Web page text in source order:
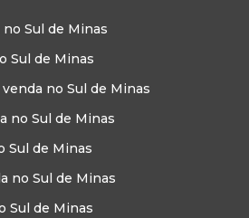
Sul de Minas
Sul de Minas
no Sul de Minas
no Sul de Minas
Sul de Minas
no Sul de Minas
Sul de Minas